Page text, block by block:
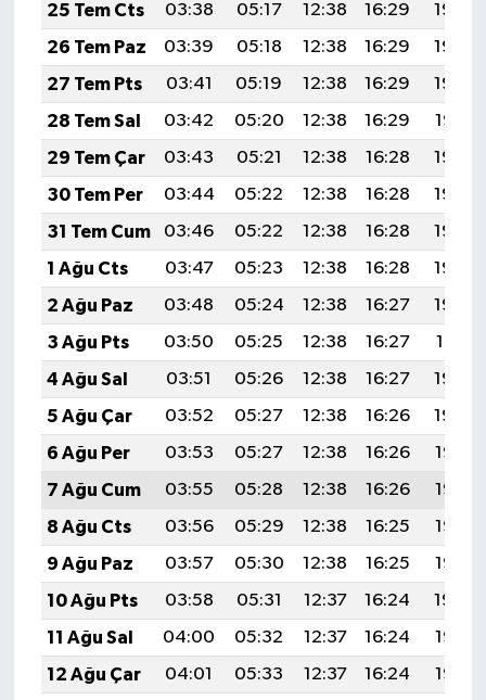
25 Tem Cts
03:38 05:17 12:38 16:29
19:50
26 Tem Paz
03:39 05:18 12:38 16:29
19:49
27 Tem Pts
03:41 05:19 12:38 16:29
19:48
28 Tem Sal
03:42 05:20 12:38 16:29
19:47
29 Tem Çar
03:43 05:21 12:38 16:28
19:46
30 Tem Per
03:44 05:22 12:38 16:28
19:45
31 Tem Cum
03:46 05:22 12:38 16:28
19:44
1 Ağu Cts
03:47 05:23 12:38 16:28
19:43
2 Ağu Paz
03:48 05:24 12:38 16:27
19:42
3 Ağu Pts
03:50 05:25 12:38 16:27
19:41
4 Ağu Sal
03:51 05:26 12:38 16:27
19:40
5 Ağu Çar
03:52 05:27 12:38 16:26
19:39
6 Ağu Per
03:53 05:27 12:38 16:26
19:38
7 Ağu Cum
03:55 05:28 12:38 16:26
19:37
8 Ağu Cts
03:56 05:29 12:38 16:25
19:36
9 Ağu Paz
03:57 05:30 12:38 16:25
19:35
10 Ağu Pts
03:58 05:31 12:37 16:24
19:34
11 Ağu Sal
04:00 05:32 12:37 16:24
19:33
12 Ağu Çar
04:01 05:33 12:37 16:24
19:32